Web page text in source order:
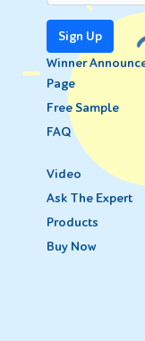
Sign Up
Winner
Page
Free Sample
FAQ
Video
Ask The Expert
Products
Buy Now